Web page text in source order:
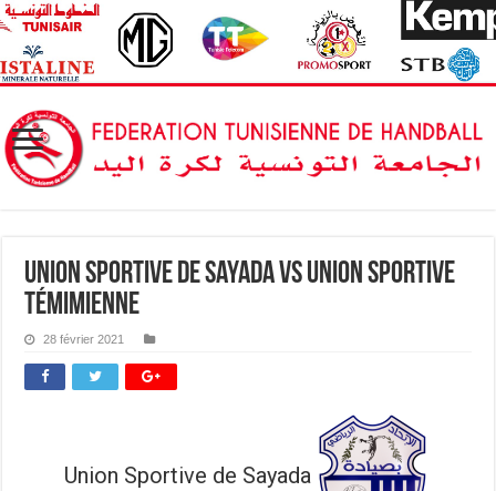
Union Sportive de Sayada vs Union Sportive
Témimienne
28 février 2021
Union Sportive de Sayada